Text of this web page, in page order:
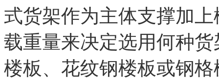
式货架作为主体支撑加
载重量来决定选用何种
楼板、花纹钢楼板或钢